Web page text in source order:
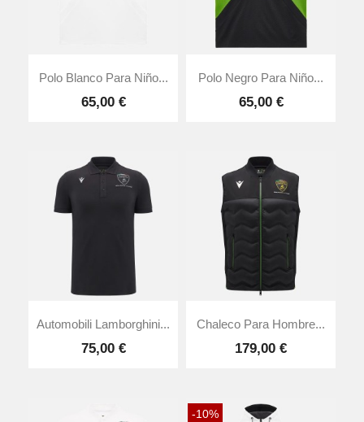
Polo Blanco Para Niño...
65,00 €
Polo Negro Para Niño...
65,00 €
Automobili Lamborghini...
75,00 €
Chaleco Para Hombre...
179,00 €
-10%